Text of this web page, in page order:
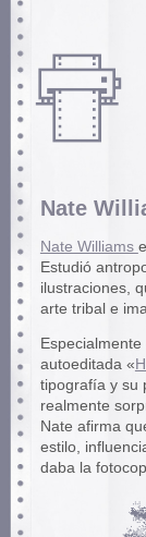
Nate
Nate Williams
Estudió
ilustraciones,
arte tribal e
autoeditada «
tipografía y su
realmente
Nate afirma
estilo,
daba la